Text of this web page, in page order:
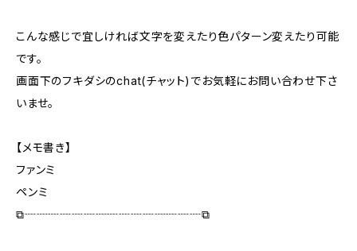
こんな感じで宜しければ文字を変えたり色パターン変えたり可能
です。
画面下のフキダシのchat(チャット)でお気軽にお問い合わせ下さ
いませ。
【メモ書き】
ファンミ
ペンミ
⧉┈┈┈┈┈┈┈┈┈┈┈┈┈┈┈⧉